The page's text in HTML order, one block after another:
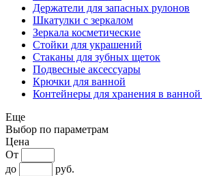
Держатели для запасных рулонов
Шкатулки с зеркалом
Зеркала косметические
Стойки для украшений
Стаканы для зубных щеток
Подвесные аксессуары
Крючки для ванной
Контейнеры для хранения в ванной
Еще
Выбор по параметрам
Цена
От
до
руб.